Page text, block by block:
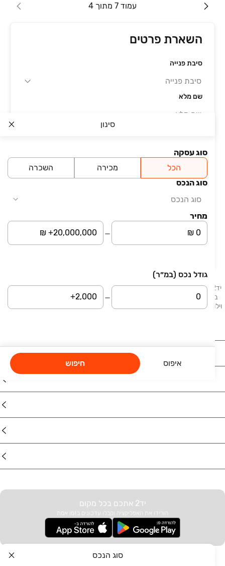
סינון
סוג עסקה
הכל
מכירה
השכרה
סוג הנכס
סוג הנכס
סוג הנכס
מחיר
גודל נכס (במ״ר)
איפוס חיפוש
עמוד 7 מתוך 4
השארת פרטים
סיבת פנייה
שם מלא
אני מאשר/ת את התקנון ומדיניות הפרטיות באתר
באמצעי הקשר שמסרתי (גם בשירותי דיוור ישיר).
שליחה
יד2 - דירות למכירה מציע לכם מגוון הזדמנויות לרכישת דירות המוצעות למכירה
ברחבי הארץ. בלוח תמצאו דירות, דירות גן, דירות יוקרה ונכסים נוספים: בתים,
וילות, פנטהאוזים, קוטג׳ים, ועוד. דירות למכירה בתל אביב, דירות למכירה בחיפה,
יד2 אתכם בכל מקום
הורידו את האפליקציה וקבלו עדכונים בזמן אמת